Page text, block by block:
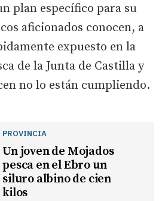
plan específico para su
aficionados conocen, a
expuesto en la
de la Junta de Castilla y
no lo están cumpliendo.
PROVINCIA
Un joven de Mojados
pesca en el Ebro un
siluro albino de cien
kilos